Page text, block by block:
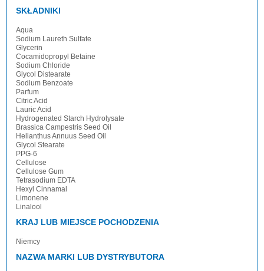
SKŁADNIKI
Aqua
Sodium Laureth Sulfate
Glycerin
Cocamidopropyl Betaine
Sodium Chloride
Glycol Distearate
Sodium Benzoate
Parfum
Citric Acid
Lauric Acid
Hydrogenated Starch Hydrolysate
Brassica Campestris Seed Oil
Helianthus Annuus Seed Oil
Glycol Stearate
PPG-6
Cellulose
Cellulose Gum
Tetrasodium EDTA
Hexyl Cinnamal
Limonene
Linalool
KRAJ LUB MIEJSCE POCHODZENIA
Niemcy
NAZWA MARKI LUB DYSTRYBUTORA